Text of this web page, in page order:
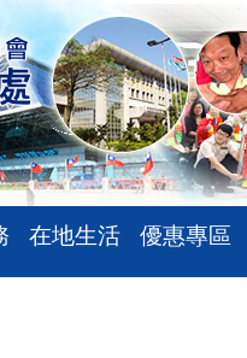
在地生活 優惠專區